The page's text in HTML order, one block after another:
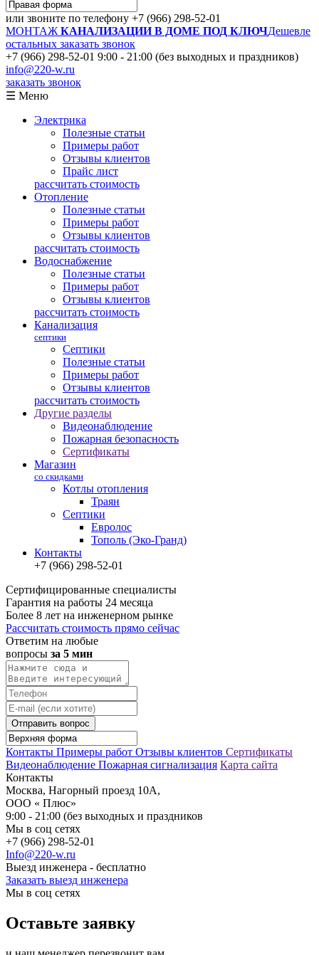
или звоните по телефону +7 (966) 298-52-01
МОНТАЖ КАНАЛИЗАЦИИ В ДОМЕ ПОД КЛЮЧДешевле
остальных заказать звонок
+7 (966) 298-52-01 9:00 - 21:00 (без выходных и праздников)
info@220-w.ru
заказать звонок
☰ Меню
Электрика
Полезные статьи
Примеры работ
Отзывы клиентов
Прайс лист
рассчитать стоимость
Отопление
Полезные статьи
Примеры работ
Отзывы клиентов
рассчитать стоимость
Водоснабжение
Полезные статьи
Примеры работ
Отзывы клиентов
рассчитать стоимость
Канализация
септики
Септики
Полезные статьи
Примеры работ
Отзывы клиентов
рассчитать стоимость
Другие разделы
Видеонаблюдение
Пожарная безопасность
Сертификаты
Магазин
со скидками
Котлы отопления
Траян
Септики
Евролос
Тополь (Эко-Гранд)
Контакты
+7 (966) 298-52-01
Сертифицированные специалисты
Гарантия на работы 24 месяца
Более 8 лет на инженерном рынке
Рассчитать стоимость прямо сейчас
Ответим на любые
вопросы за 5 мин
Отправить вопрос
Контакты Примеры работ Отзывы клиентов Сертификаты
Видеонаблюдение Пожарная сигнализация Карта сайта
Контакты
Москва, Нагорный проезд 10А,
ООО « Плюс»
9:00 - 21:00 (без выходных и праздников
Мы в соц сетях
+7 (966) 298-52-01
Info@220-w.ru
Выезд инженера - бесплатно
Заказать выезд инженера
Мы в соц сетях
Оставьте заявку